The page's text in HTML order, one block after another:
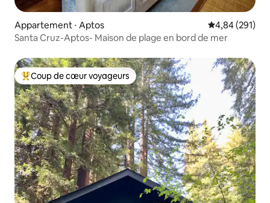
Appartement ⋅ Aptos Évaluation
4,84 (291)
Santa Cruz-Aptos- Maison de plage en bord de mer
Coups de cœur voyageurs les plus appréciés
Coup de cœur voyageurs